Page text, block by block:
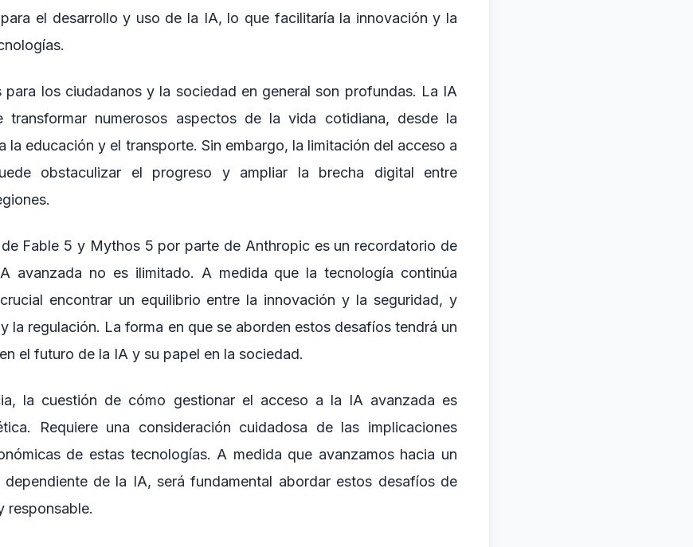
el desarrollo y uso de la IA, lo que facilitaría la innovación y la
para los ciudadanos y la sociedad en general son profundas. La IA
transformar numerosos aspectos de la vida cotidiana, desde la
la educación y el transporte. Sin embargo, la limitación del acceso a
obstaculizar el progreso y ampliar la brecha digital entre
Fable 5 y Mythos 5 por parte de Anthropic es un recordatorio de
avanzada no es ilimitado. A medida que la tecnología continúa
encontrar un equilibrio entre la innovación y la seguridad, y
la regulación. La forma en que se aborden estos desafíos tendrá un
el futuro de la IA y su papel en la sociedad.
la cuestión de cómo gestionar el acceso a la IA avanzada es
Requiere una consideración cuidadosa de las implicaciones
de estas tecnologías. A medida que avanzamos hacia un
de la IA, será fundamental abordar estos desafíos de
responsable.